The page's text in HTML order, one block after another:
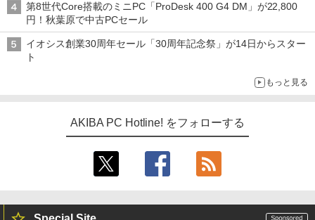
第8世代Core搭載のミニPC「ProDesk 400 G4 DM」が22,800
円！秋葉原で中古PCセール
イオシス創業30周年セール「30周年記念祭」が14日からスター
ト
もっと見る
AKIBA PC Hotline! をフォローする